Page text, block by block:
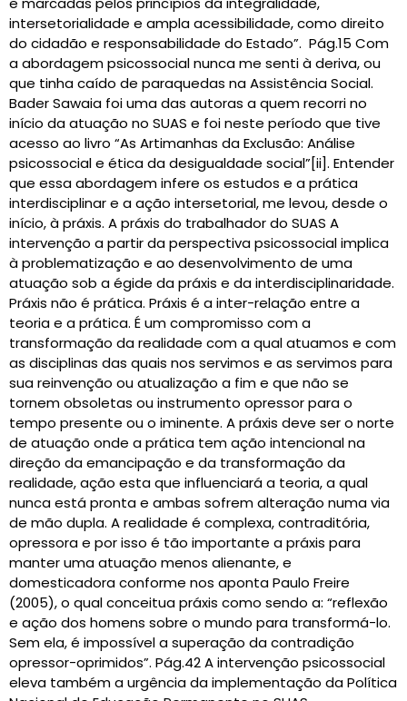
intersetorialidade e ampla acessibilidade, como direito
do cidadão e responsabilidade do Estado”. Pág.15 Com
a abordagem psicossocial nunca me senti à deriva, ou
que tinha caído de paraquedas na Assistência Social.
Bader Sawaia foi uma das autoras a quem recorri no
início da atuação no SUAS e foi neste período que tive
acesso ao livro “As Artimanhas da Exclusão: Análise
psicossocial e ética da desigualdade social”[ii]. Entender
que essa abordagem infere os estudos e a prática
interdisciplinar e a ação intersetorial, me levou, desde o
início, à práxis. A práxis do trabalhador do SUAS A
intervenção a partir da perspectiva psicossocial implica
à problematização e ao desenvolvimento de uma
atuação sob a égide da práxis e da interdisciplinaridade.
Práxis não é prática. Práxis é a inter-relação entre a
teoria e a prática. É um compromisso com a
transformação da realidade com a qual atuamos e com
as disciplinas das quais nos servimos e as servimos para
sua reinvenção ou atualização a fim e que não se
tornem obsoletas ou instrumento opressor para o
tempo presente ou o iminente. A práxis deve ser o norte
de atuação onde a prática tem ação intencional na
direção da emancipação e da transformação da
realidade, ação esta que influenciará a teoria, a qual
nunca está pronta e ambas sofrem alteração numa via
de mão dupla. A realidade é complexa, contraditória,
opressora e por isso é tão importante a práxis para
manter uma atuação menos alienante, e
domesticadora conforme nos aponta Paulo Freire
(2005), o qual conceitua práxis como sendo a: “reflexão
e ação dos homens sobre o mundo para transformá-lo.
Sem ela, é impossível a superação da contradição
opressor-oprimidos”. Pág.42 A intervenção psicossocial
eleva também a urgência da implementação da Política